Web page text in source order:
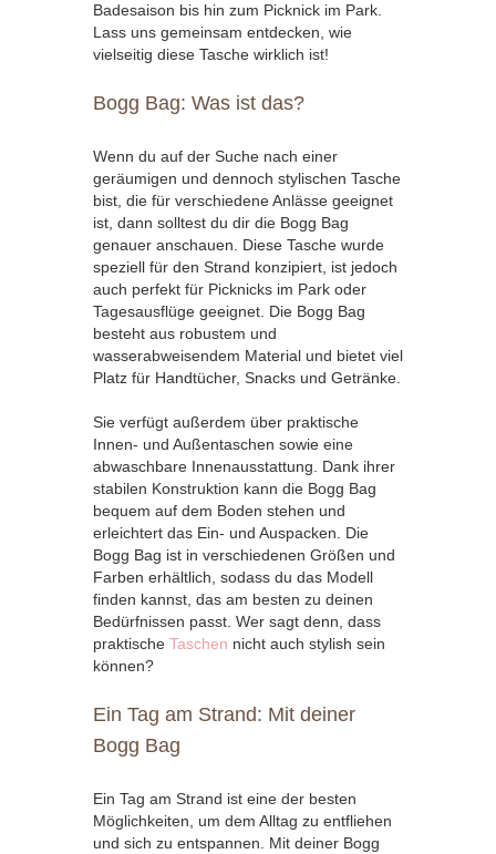
Badesaison bis hin zum Picknick im Park.
Lass uns gemeinsam entdecken, wie
vielseitig diese Tasche wirklich ist!
Bogg Bag: Was ist das?
Wenn du auf der Suche nach einer
geräumigen und dennoch stylischen Tasche
bist, die für verschiedene Anlässe geeignet
ist, dann solltest du dir die Bogg Bag
genauer anschauen. Diese Tasche wurde
speziell für den Strand konzipiert, ist jedoch
auch perfekt für Picknicks im Park oder
Tagesausflüge geeignet. Die Bogg Bag
besteht aus robustem und
wasserabweisendem Material und bietet viel
Platz für Handtücher, Snacks und Getränke.
Sie verfügt außerdem über praktische
Innen- und Außentaschen sowie eine
abwaschbare Innenausstattung. Dank ihrer
stabilen Konstruktion kann die Bogg Bag
bequem auf dem Boden stehen und
erleichtert das Ein- und Auspacken. Die
Bogg Bag ist in verschiedenen Größen und
Farben erhältlich, sodass du das Modell
finden kannst, das am besten zu deinen
Bedürfnissen passt. Wer sagt denn, dass
praktische Taschen nicht auch stylish sein
können?
Ein Tag am Strand: Mit deiner
Bogg Bag
Ein Tag am Strand ist eine der besten
Möglichkeiten, um dem Alltag zu entfliehen
und sich zu entspannen. Mit deiner Bogg